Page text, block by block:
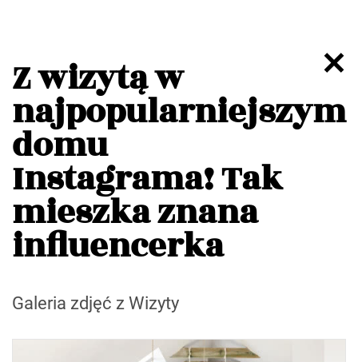
Z wizytą w
najpopularniejszym
domu
Instagrama! Tak
mieszka znana
influencerka
Galeria zdjęć z Wizyty